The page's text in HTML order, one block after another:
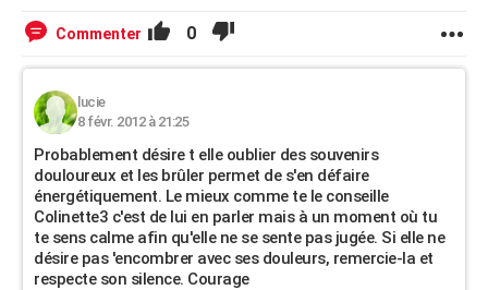
Commenter 0
lucie
8 févr. 2012 à 21:25
Probablement désire t elle oublier des souvenirs
douloureux et les brûler permet de s'en défaire
énergétiquement. Le mieux comme te le conseille
Colinette3 c'est de lui en parler mais à un moment où tu
te sens calme afin qu'elle ne se sente pas jugée. Si elle ne
désire pas 'encombrer avec ses douleurs, remercie-la et
respecte son silence. Courage